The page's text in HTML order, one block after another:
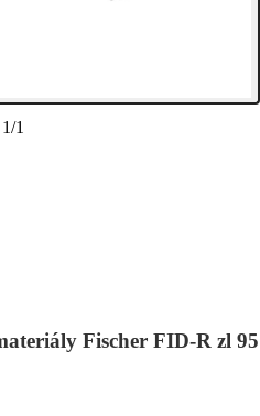
1/1
Fischer FID-R zl 95